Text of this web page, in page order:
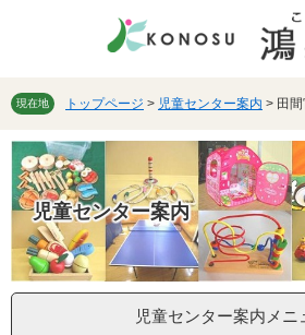
先
で
す。
を
ば
て
本
現在地 トップページ > 児童センター案内 > 田
児童センター案内
児童センター案内メニ